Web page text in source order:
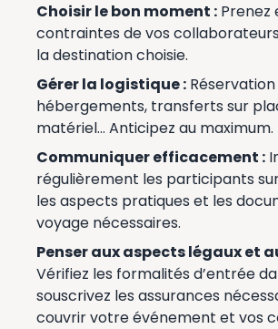
Choisir le bon moment : Prenez
contraintes de vos
la destination choisie.
Gérer la logistique :
hébergements, transferts sur
matériel… Anticipez au maximum.
Communiquer efficacement :
régulièrement les participants
les aspects pratiques et les
voyage nécessaires.
Penser aux aspects légaux et
Vérifiez les formalités d’entrée
souscrivez les assurances
couvrir votre événement et vos